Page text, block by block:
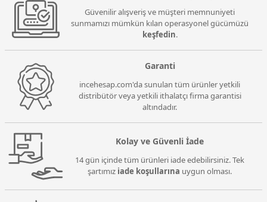
Güvenilir alışveriş ve müşteri memnuniyeti
sunmamızı mümkün kılan operasyonel gücümüzü
keşfedin.
Garanti
incehesap.com'da sunulan tüm ürünler yetkili
distribütör veya yetkili ithalatçı firma garantisi
altındadır.
Kolay ve Güvenli İade
14 gün içinde tüm ürünleri iade edebilirsiniz. Tek
şartımız iade koşullarına uygun olması.